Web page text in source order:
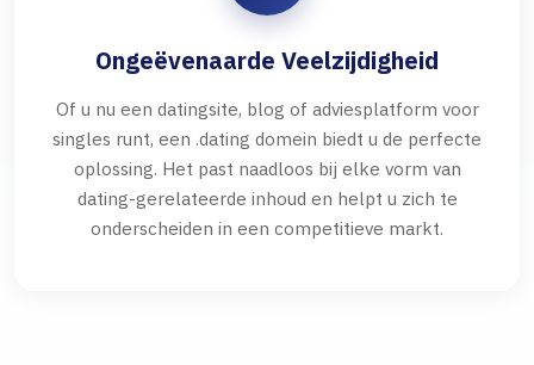
Ongeëvenaarde Veelzijdigheid
Of u nu een datingsite, blog of adviesplatform voor
singles runt, een .dating domein biedt u de perfecte
oplossing. Het past naadloos bij elke vorm van
dating-gerelateerde inhoud en helpt u zich te
onderscheiden in een competitieve markt.